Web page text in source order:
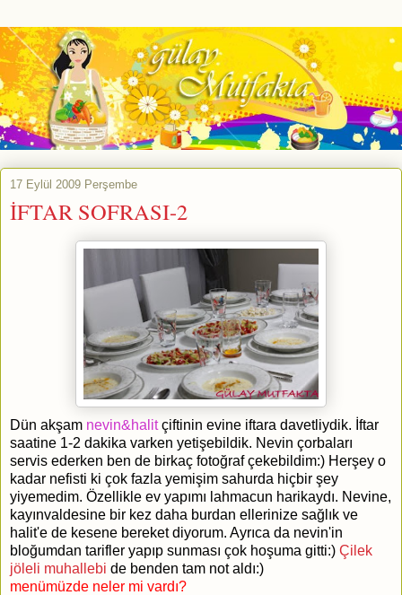
17 Eylül 2009 Perşembe
İFTAR SOFRASI-2
Dün akşam nevin&halitçiftinin evine iftara davetliydik. İftar
saatine 1-2 dakika varken yetişebildik. Nevin çorbaları
servis ederken ben de birkaç fotoğraf çekebildim:) Herşey o
kadar nefisti ki çok fazla yemişim sahurda hiçbir şey
yiyemedim. Özellikle ev yapımı lahmacun harikaydı. Nevine,
kayınvaldesine bir kez daha burdan ellerinize sağlık ve
halit'e de kesene bereket diyorum. Ayrıca da nevin'in
bloğumdan tarifler yapıp sunması çok hoşuma gitti:) Çilek
jöleli muhallebi de benden tam not aldı:)
menümüzde neler mi vardı?